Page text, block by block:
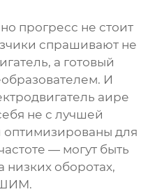
прогресс не стоит
спрашивают не
а готовый
И
аире
не с лучшей
для
— могут быть
оборотах,
ШИМ.